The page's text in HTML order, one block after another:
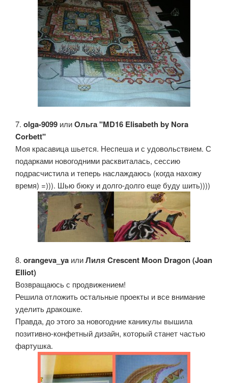
7. olga-9099 илиОльга "MD16 Elisabeth by Nora
Corbett"
Моя красавица шьется. Неспеша и с удовольствием. С
подарками новогодними расквиталась, сессию
подрасчистила и теперь наслаждаюсь (когда нахожу
время) =))). Шью бюку и долго-долго еще буду шить))))
8. orangeva_ya илиЛиля Crescent Moon Dragon (Joan
Elliot)
Возвращаюсь с продвижением!
Решила отложить остальные проекты и все внимание
уделить дракошке.
Правда, до этого за новогодние каникулы вышила
позитивно-конфетный дизайн, который станет частью
фартушка.